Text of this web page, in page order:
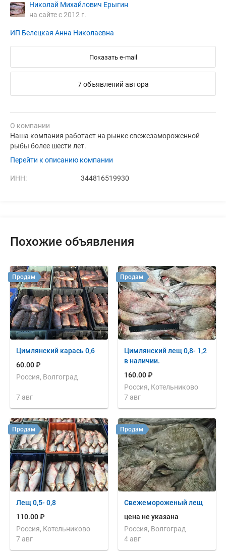
Николай Михайлович Ерыгин
на сайте с 2012 г.
ИП Белецкая Анна Николаевна
Показать e-mail
7 объявлений автора
О компании
Наша компания работает на рынке свежезамороженной
рыбы более шести лет.
Перейти к описанию компании
ИНН: 344816519930
Похожие объявления
Цимлянский карась 0,6
60.00 ₽
Россия, Волгоград
7 авг
Продам
Цимлянский лещ 0,8- 1,2
в наличии.
160.00 ₽
Россия, Котельниково
7 авг
Продам
Лещ 0,5- 0,8
110.00 ₽
Россия, Котельниково
7 авг
Продам
Свежемороженый лещ
цена не указана
Россия, Волгоград
4 авг
Продам